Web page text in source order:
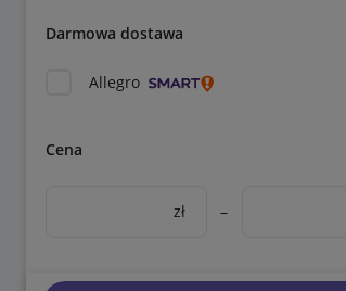
Darmowa dostawa
Allegro
Cena
zł –